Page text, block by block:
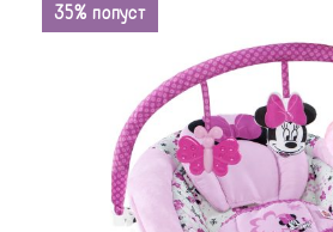
35% попуст